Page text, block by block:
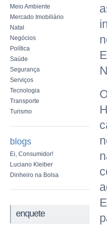
Meio Ambiente
Mercado Imobiliário
Natal
Negócios
Política
Saúde
Segurança
Serviços
Tecnologia
Transporte
Turismo
blogs
Ei, Consumidor!
Luciano Kleiber
Dinheiro na Bolsa
enquete